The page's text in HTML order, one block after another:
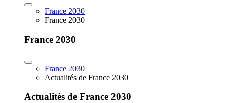
France 2030
France 2030
France 2030
France 2030
Actualités de France 2030
Actualités de France 2030